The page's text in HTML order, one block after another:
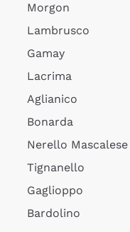
Morgon
Lambrusco
Gamay
Lacrima
Aglianico
Bonarda
Nerello Mascalese
Tignanello
Gaglioppo
Bardolino